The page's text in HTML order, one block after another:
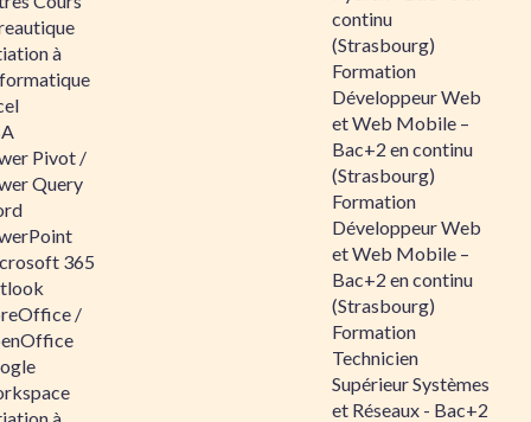
à
Pivot /
Query
365
/
continu
(Strasbourg)
Formation
Développeur Web
et Web Mobile –
Bac+2 en continu
(Strasbourg)
Formation
Développeur Web
et Web Mobile –
Bac+2 en continu
(Strasbourg)
Formation
Technicien
Supérieur Systèmes
et Réseaux - Bac+2